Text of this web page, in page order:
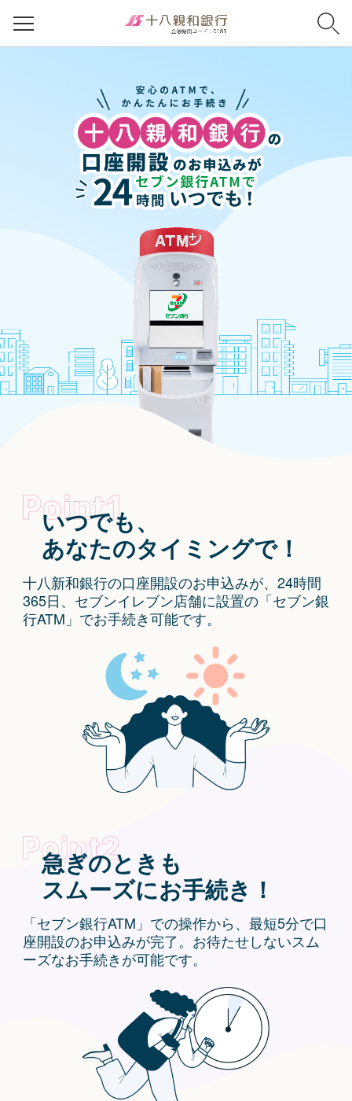
いつでも、
あなたのタイミングで！
十八新和銀行の口座開設のお申込みが、24時間
365日、セブンイレブン店舗に設置の「セブン銀
行ATM」でお手続き可能です。
急ぎのときも
スムーズにお手続き！
「セブン銀行ATM」での操作から、最短5分で口
座開設のお申込みが完了。お待たせしないスム
ーズなお手続きが可能です。